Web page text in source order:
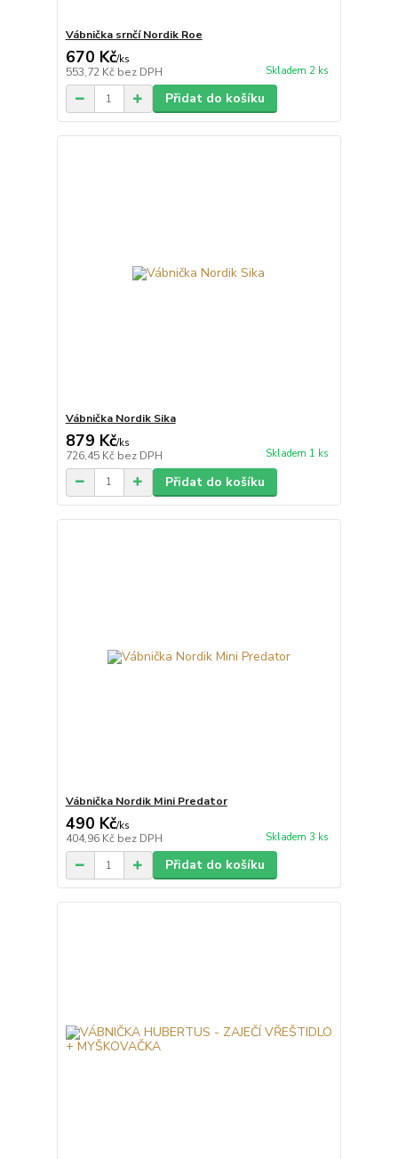
Vábnička srnčí Nordik Roe
670 Kč/ks
553,72 Kč bez DPH Skladem 2 ks
Přidat do košíku
Vábnička Nordik Sika
879 Kč/ks
726,45 Kč bez DPH Skladem 1 ks
Přidat do košíku
Vábnička Nordik Mini Predator
490 Kč/ks
404,96 Kč bez DPH Skladem 3 ks
Přidat do košíku